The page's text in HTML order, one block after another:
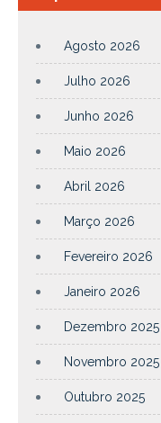
Agosto 2026
Julho 2026
Junho 2026
Maio 2026
Abril 2026
Março 2026
Fevereiro 2026
Janeiro 2026
Dezembro 2025
Novembro 2025
Outubro 2025